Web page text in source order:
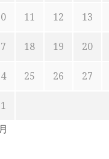
11 12 13
18 19 20
25 26 27